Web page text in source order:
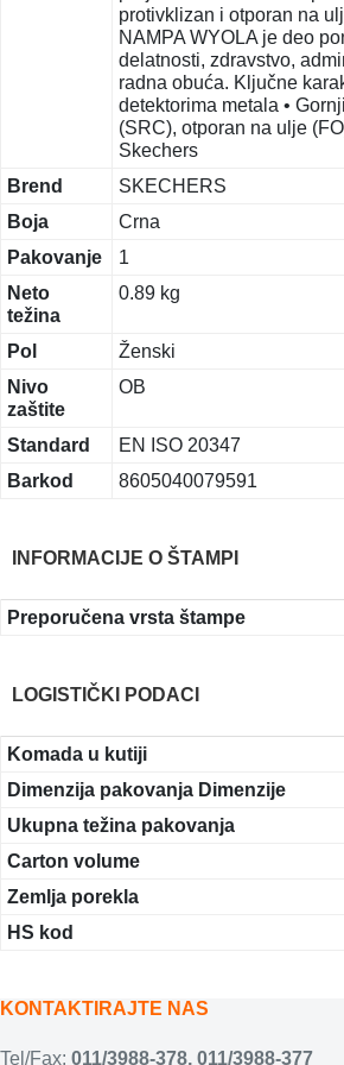
protivklizan i otporan na
NAMPA WYOLA je deo
delatnosti, zdravstvo,
radna obuća. Ključne
detektorima metala •
(SRC), otporan na ulje
Skechers
Brend
SKECHERS
Boja
Crna
Pakovanje
1
Neto
težina
0.89 kg
Pol
Ženski
Nivo
zaštite
OB
Standard
EN ISO 20347
Barkod
8605040079591
INFORMACIJE O ŠTAMPI
Preporučena vrsta štampe
LOGISTIČKI PODACI
Komada u kutiji
Dimenzija pakovanja Dimenzije
Ukupna težina pakovanja
Carton volume
Zemlja porekla
HS kod
KONTAKTIRAJTE NAS
Tel/Fax: 011/3988-378, 011/3988-377